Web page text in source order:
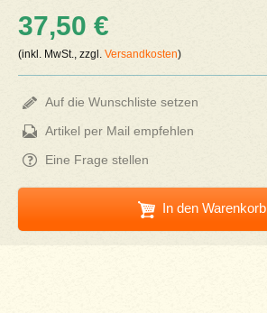
37,50 €
(inkl. MwSt., zzgl.Versandkosten)
Auf die Wunschliste setzen
Artikel per Mail empfehlen
Eine Frage stellen
In den Warenkorb